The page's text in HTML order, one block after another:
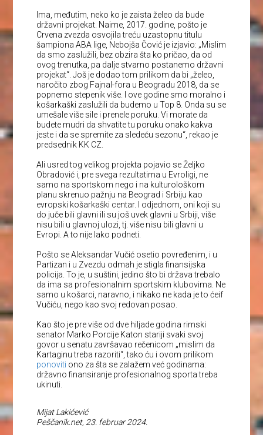
Ima, međutim, neko ko je zaista želeo da bude
državni projekat. Naime, 2017. godine, pošto je
Crvena zvezda osvojila treću uzastopnu titulu
šampiona ABA lige, Nebojša Čović je izjavio: „Mislim
da smo zaslužili, bez obzira šta ko pričao, da od
ovog trenutka, pa dalje stvarno postanemo državni
projekat“. Još je dodao tom prilikom da bi „želeo,
naročito zbog Fajnal-fora u Beogradu 2018, da se
popnemo stepenik više. I ove godine smo moralno i
košarkaški zaslužili da budemo u Top 8. Onda su se
umešale više sile i prenele poruku. Vi morate da
budete mudri da shvatite tu poruku onako kakva
jeste i da se spremite za sledeću sezonu“, rekao je
predsednik KK CZ.
Ali usred tog velikog projekta pojavio se Željko
Obradović i, pre svega rezultatima u Evroligi, ne
samo na sportskom nego i na kulturološkom
planu skrenuo pažnju na Beograd i Srbiju kao
evropski košarkaški centar. I odjednom, oni koji su
do juče bili glavni ili su još uvek glavni u Srbiji, više
nisu bili u glavnoj ulozi, tj. više nisu bili glavni u
Evropi. A to nije lako podneti.
Pošto se Aleksandar Vučić osetio povređenim, i u
Partizan i u Zvezdu odmah je stigla finansijska
policija. To je, u suštini, jedino što bi država trebalo
da ima sa profesionalnim sportskim klubovima. Ne
samo u košarci, naravno, i nikako ne kada je to ćeif
Vučiću, nego kao svoj redovan posao.
Kao što je pre više od dve hiljade godina rimski
senator Marko Porcije Katon stariji svaki svoj
govor u senatu završavao rečenicom „mislim da
Kartaginu treba razoriti“, tako ću i ovom prilikom
ponoviti ono za šta se zalažem već godinama:
državno finansiranje profesionalnog sporta treba
ukinuti.
Mijat Lakićević
Peščanik.net, 23. februar 2024.